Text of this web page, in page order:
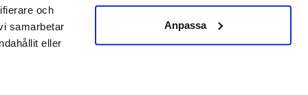
och
samarbetar
eller
Anpassa